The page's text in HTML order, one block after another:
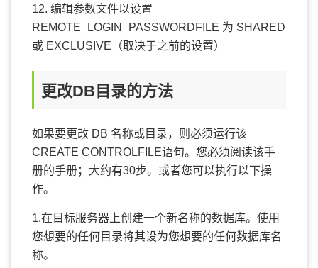
12. 编辑参数文件以设置
REMOTE_LOGIN_PASSWORDFILE 为 SHARED
或 EXCLUSIVE （取决于之前的设置）
更改DB目录的方法
如果要更改 DB 名称或目录，则必须运行该
CREATE CONTROLFILE语句。您必须阅读该手
册的手册；大约有30步。或者您可以执行以下操
作。
1.在目标服务器上创建一个新名称的数据库。使用
您想要的任何目录将其设为您想要的任何数据库名
称。